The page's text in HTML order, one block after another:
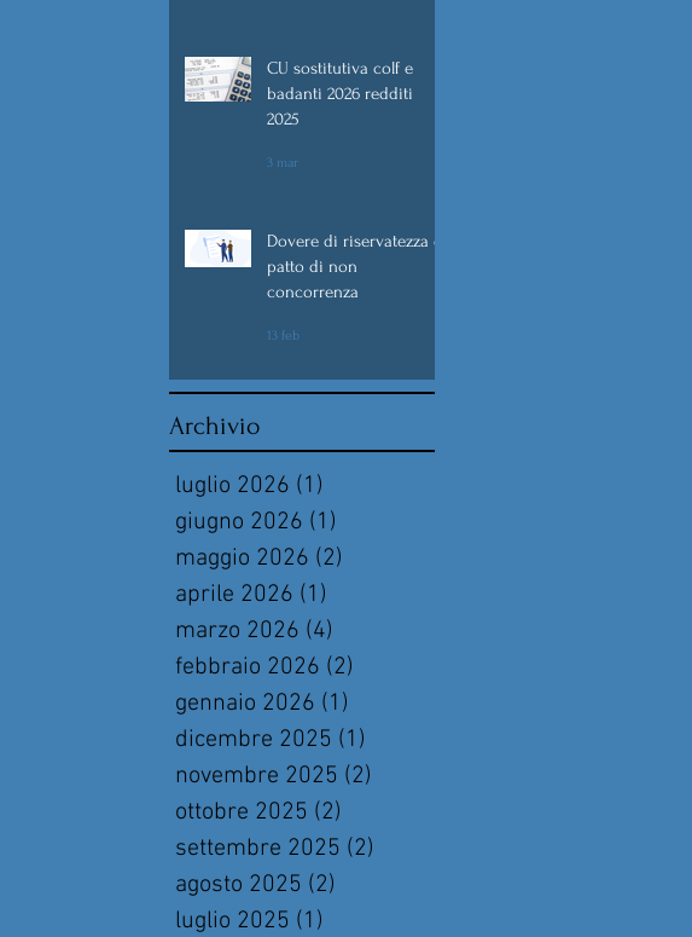
CU sostitutiva colf e
badanti 2026 redditi
2025
3 mar
Dovere di riservatezza e
patto di non
concorrenza
13 feb
Archivio
luglio 2026 (1)
giugno 2026 (1)
maggio 2026 (2)
aprile 2026 (1)
marzo 2026 (4)
febbraio 2026 (2)
gennaio 2026 (1)
dicembre 2025 (1)
novembre 2025 (2)
ottobre 2025 (2)
settembre 2025 (2)
agosto 2025 (2)
luglio 2025 (1)